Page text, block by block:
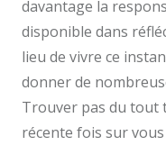
davantage la
disponible dans
lieu de vivre ce
donner de
Trouver pas du tout
récente fois sur